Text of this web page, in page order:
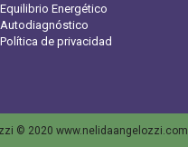
Equilibrio Energético
Autodiagnóstico
Política de privacidad
© 2020 www.nelidaangelozzi.com